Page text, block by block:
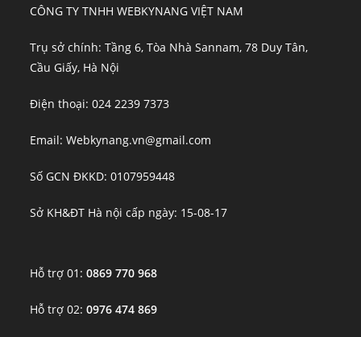
CÔNG TY TNHH WEBKYNANG VIỆT NAM
Trụ sở chính: Tầng 6, Tòa Nhà Sannam, 78 Duy Tân,
Cầu Giấy, Hà Nội
Điện thoại: 024 2239 7373
Email: Webkynang.vn@gmail.com
Số GCN ĐKKD: 0107959448
Sở KH&ĐT Hà nội cấp ngày: 15-08-17
Hỗ trợ 01:0869 770 968
Hỗ trợ 02:0976 474 869